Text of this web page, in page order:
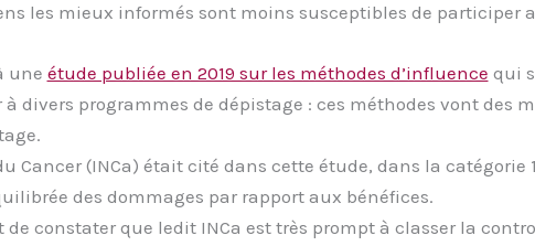
les mieux informés sont moins susceptibles de participer
une étude publiée en 2019 sur les méthodes d’influence qui
divers programmes de dépistage : ces méthodes vont des
Cancer (INCa) était cité dans cette étude, dans la
des dommages par rapport aux bénéfices.
constater que ledit INCa est très prompt à classer la